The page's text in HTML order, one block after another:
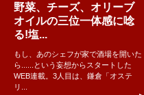
野菜、チーズ、オリーブ
オイルの三位一体感に唸
る!塩...
もし、あのシェフが家で酒場を開いた
ら......という妄想からスタートした
WEB連載。3人目は、鎌倉「オステ
リ...